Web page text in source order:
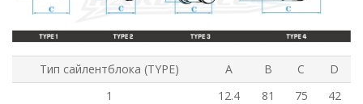
Тип сайлентблока (TYPE) A B C
D
1
12.4 81 75
42